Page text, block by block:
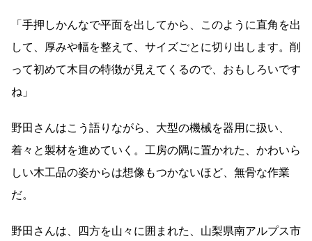
「手押しかんなで平面を出してから、このように直角を出
して、厚みや幅を整えて、サイズごとに切り出します。削
って初めて木目の特徴が見えてくるので、おもしろいです
ね」
野田さんはこう語りながら、大型の機械を器用に扱い、
着々と製材を進めていく。工房の隅に置かれた、かわいら
しい木工品の姿からは想像もつかないほど、無骨な作業
だ。
野田さんは、四方を山々に囲まれた、山梨県南アルプス市